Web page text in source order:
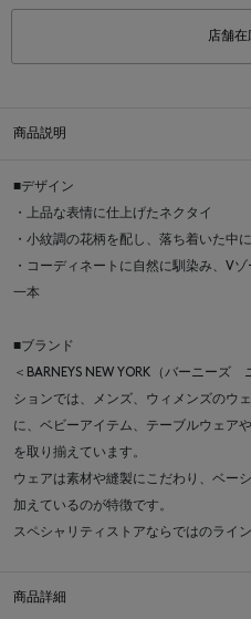
店舗在
商品説明
■デザイン
・上品な表情に仕上げたネクタイ
・小紋調の花柄を配し、落ち着いた中
・コーディネートに自然に馴染み、V
一本
■ブランド
＜BARNEYS NEW YORK（バーニーズ
ションでは、メンズ、ウィメンズのウ
に、ベビーアイテム、テーブルウェア
を取り揃えています。
ウェアは素材や縫製にこだわり、ベー
加えているのが特徴です。
スペシャリティストアならではのライ
商品詳細